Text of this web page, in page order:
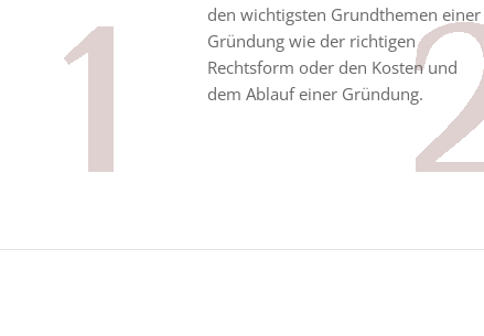
den wichtigsten Grundthemen einer
Gründung wie der richtigen
Rechtsform oder den Kosten und
dem Ablauf einer Gründung.